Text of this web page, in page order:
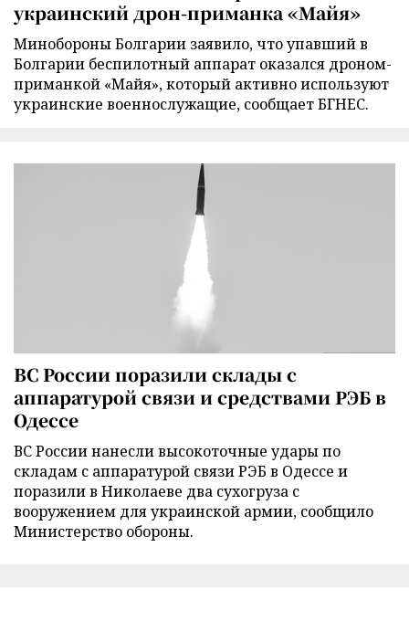
украинский дрон-приманка «Майя»
Минобороны Болгарии заявило, что упавший в
Болгарии беспилотный аппарат оказался дроном-
приманкой «Майя», который активно используют
украинские военнослужащие, сообщает БГНЕС.
ВС России поразили склады с
аппаратурой связи и средствами РЭБ в
Одессе
ВС России нанесли высокоточные удары по
складам с аппаратурой связи РЭБ в Одессе и
поразили в Николаеве два сухогруза с
вооружением для украинской армии, сообщило
Министерство обороны.